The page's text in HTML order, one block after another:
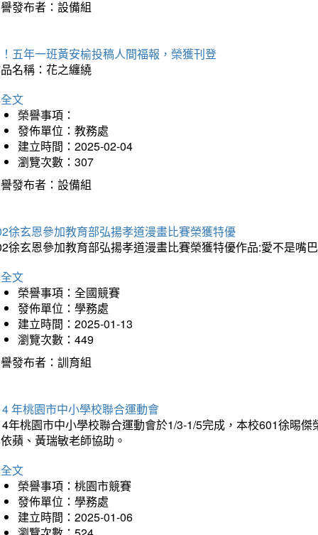
發布者：設備組
五年一班黃安榆投稿人間福報，榮獲刊登
名稱：花之纏繞
文
榮譽事項：
發佈單位：教務處
建立時間：2025-02-04
瀏覽次數：307
發布者：設備組
徐玄恩參加教育部弘揚孝道漫畫比賽榮獲特優
徐玄恩參加教育部弘揚孝道漫畫比賽榮獲特優作品:愛不是嘴
文
榮譽事項：全國競賽
發佈單位：學務處
建立時間：2025-01-13
瀏覽次數：449
發布者：訓育組
年桃園市中小學校聯合運動會
年桃園市中小學校聯合運動會於1/3-1/5完成，本校601徐晹
蘋、黃瑞敏老師協助。
文
榮譽事項：桃園市競賽
發佈單位：學務處
建立時間：2025-01-06